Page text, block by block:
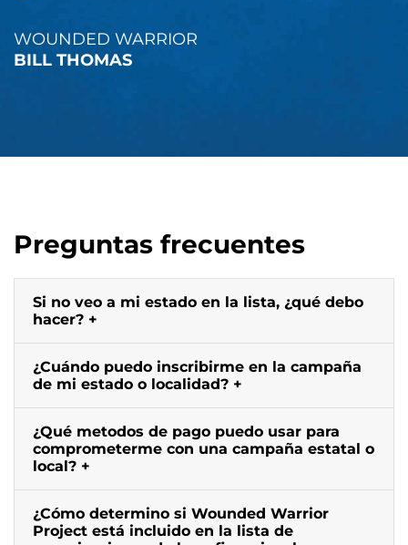
WOUNDED WARRIOR
BILL THOMAS
Preguntas frecuentes
Si no veo a mi estado en la lista, ¿qué debo
hacer?
¿Cuándo puedo inscribirme en la campaña
de mi estado o localidad?
¿Qué metodos de pago puedo usar para
comprometerme con una campaña estatal o
local?
¿Cómo determino si Wounded Warrior
Project está incluido en la lista de